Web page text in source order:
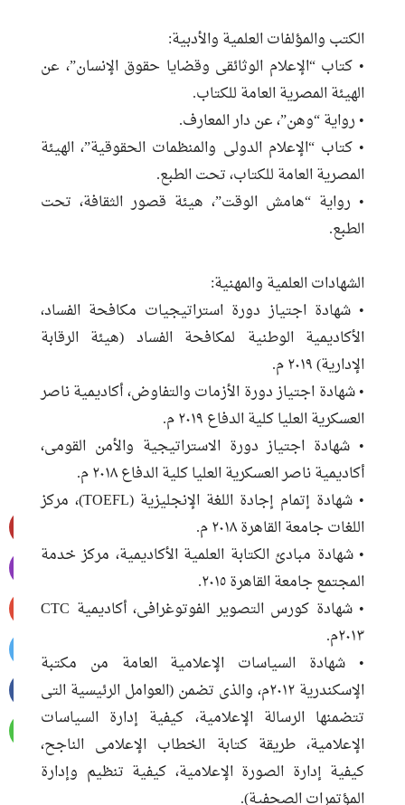
الكتب والمؤلفات العلمية والأدبية:
• كتاب “الإعلام الوثائقى وقضايا حقوق الإنسان”، عن
الهيئة المصرية العامة للكتاب.
• رواية “وهن”، عن دار المعارف.
• كتاب “الإعلام الدولى والمنظمات الحقوقية”، الهيئة
المصرية العامة للكتاب، تحت الطبع.
• رواية “هامش الوقت”، هيئة قصور الثقافة، تحت
الطبع.
الشهادات العلمية والمهنية:
• شهادة اجتياز دورة استراتيجيات مكافحة الفساد،
الأكاديمية الوطنية لمكافحة الفساد (هيئة الرقابة
الإدارية) ٢٠١٩ م.
• شهادة اجتياز دورة الأزمات والتفاوض، أكاديمية ناصر
العسكرية العليا كلية الدفاع ٢٠١٩ م.
• شهادة اجتياز دورة الاستراتيجية والأمن القومى،
أكاديمية ناصر العسكرية العليا كلية الدفاع ٢٠١٨ م.
• شهادة إتمام إجادة اللغة الإنجليزية (TOEFL)، مركز
اللغات جامعة القاهرة ٢٠١٨ م.
• شهادة مبادئ الكتابة العلمية الأكاديمية، مركز خدمة
المجتمع جامعة القاهرة ٢٠١٥.
• شهادة كورس التصوير الفوتوغرافى، أكاديمية CTC
٢٠١٣م.
• شهادة السياسات الإعلامية العامة من مكتبة
الإسكندرية ٢٠١٢م، والذى تضمن (العوامل الرئيسية التى
تتضمنها الرسالة الإعلامية، كيفية إدارة السياسات
الإعلامية، طريقة كتابة الخطاب الإعلامى الناجح،
كيفية إدارة الصورة الإعلامية، كيفية تنظيم وإدارة
المؤتمرات الصحفية).